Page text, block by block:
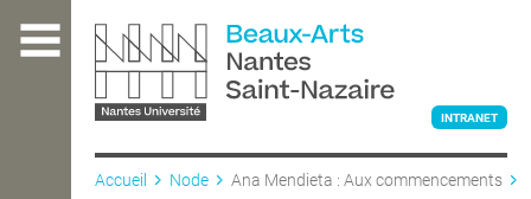
contenu
INTRANET
Accueil Node Ana Mendieta : Aux commencements